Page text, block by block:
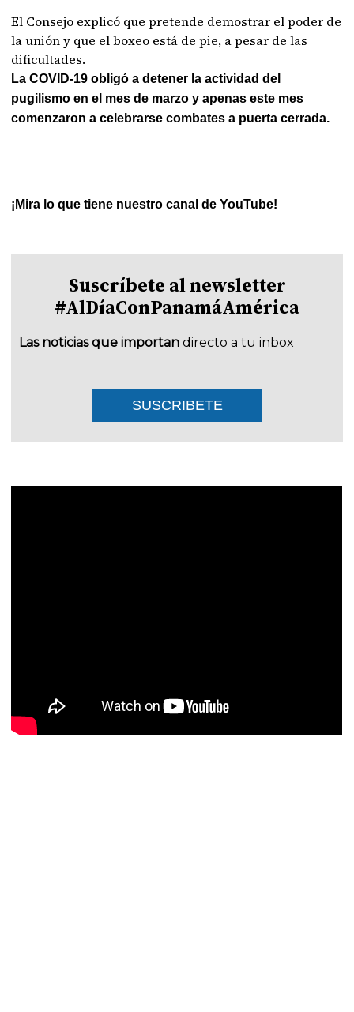
El Consejo explicó que pretende demostrar el poder de
la unión y que el boxeo está de pie, a pesar de las
dificultades.
La COVID-19 obligó a detener la actividad del
pugilismo en el mes de marzo y apenas este mes
comenzaron a celebrarse combates a puerta cerrada.
¡Mira lo que tiene nuestro canal de YouTube!
Suscríbete al newsletter
#AlDíaConPanamáAmérica
Las noticias que importan directo a tu inbox
SUSCRIBETE